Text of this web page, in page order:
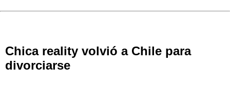
Chica reality volvió a Chile para
divorciarse